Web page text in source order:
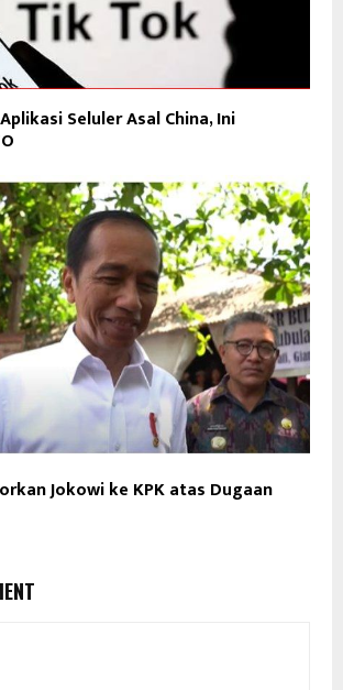
Seluler Asal China, Ini
Jokowi ke KPK atas Dugaan